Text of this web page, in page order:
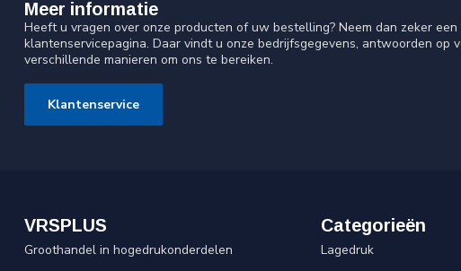
Meer informatie
Heeft u vragen over onze producten of uw bestelling? Neem dan zeker een
klantenservicepagina. Daar vindt u onze bedrijfsgegevens, antwoorden op
verschillende manieren om ons te bereiken.
Klantenservice
VRSPLUS
Groothandel in hogedrukonderdelen
Categorieën
Lagedruk